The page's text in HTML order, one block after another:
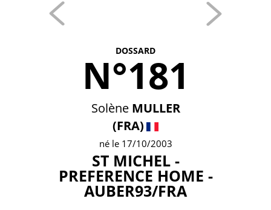
DOSSARD
N°181
Solène MULLER
(FRA)
né le 17/10/2003
ST MICHEL -
PREFERENCE HOME -
AUBER93/FRA